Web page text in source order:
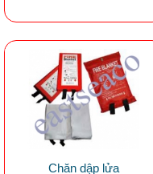
Chăn dập lửa